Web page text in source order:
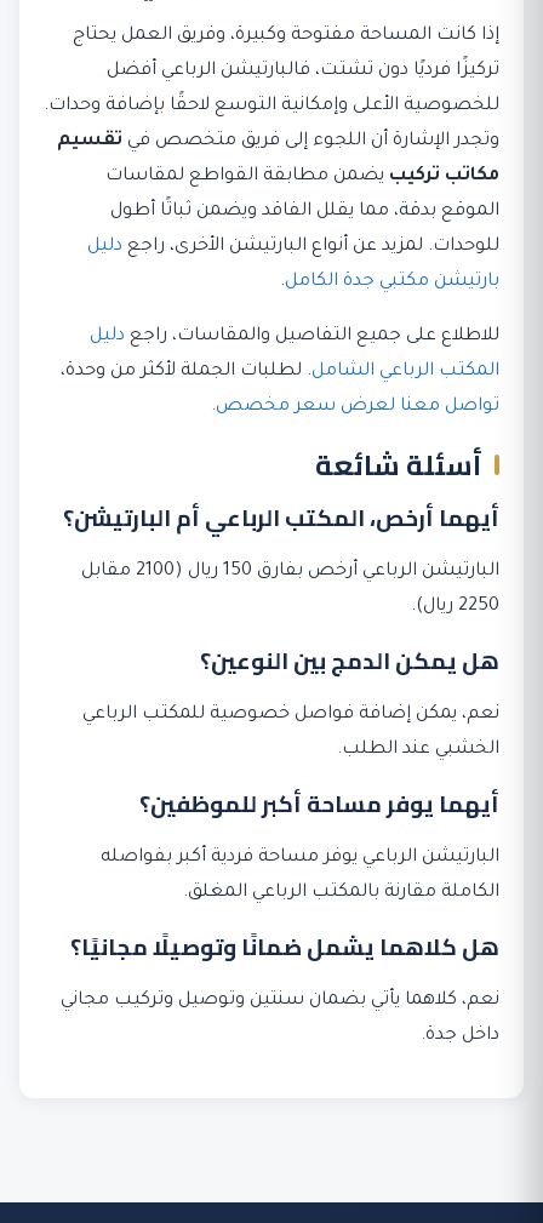
إذا كانت المساحة مفتوحة وكبيرة، وفريق العمل يحتاج
تركيزًا فرديًا دون تشتت، فالبارتيشن الرباعي أفضل
للخصوصية الأعلى وإمكانية التوسع لاحقًا بإضافة وحدات.
وتجدر الإشارة أن اللجوء إلى فريق متخصص في تقسيم
مكاتب تركيب يضمن مطابقة القواطع لمقاسات
الموقع بدقة، مما يقلل الفاقد ويضمن ثباتًا أطول
للوحدات. لمزيد عن أنواع البارتيشن الأخرى، راجع دليل
بارتيشن مكتبي جدة الكامل.
للاطلاع على جميع التفاصيل والمقاسات، راجع دليل
المكتب الرباعي الشامل. لطلبات الجملة لأكثر من وحدة،
تواصل معنا لعرض سعر مخصص.
أسئلة شائعة
أيهما أرخص، المكتب الرباعي أم البارتيشن؟
البارتيشن الرباعي أرخص بفارق 150 ريال (2100 مقابل
2250 ريال).
هل يمكن الدمج بين النوعين؟
نعم، يمكن إضافة فواصل خصوصية للمكتب الرباعي
الخشبي عند الطلب.
أيهما يوفر مساحة أكبر للموظفين؟
البارتيشن الرباعي يوفر مساحة فردية أكبر بفواصله
الكاملة مقارنة بالمكتب الرباعي المغلق.
هل كلاهما يشمل ضمانًا وتوصيلًا مجانيًا؟
نعم، كلاهما يأتي بضمان سنتين وتوصيل وتركيب مجاني
داخل جدة.